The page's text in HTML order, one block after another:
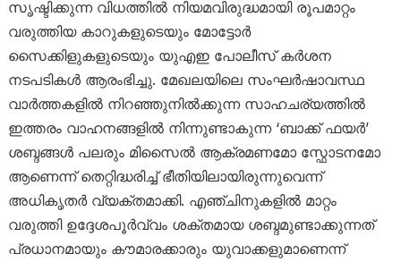
സൃഷ്ടിക്കുന്ന വിധത്തിൽ നിയമവിരുദ്ധമായി രൂപമാറ്റം
വരുത്തിയ കാറുകളുടെയും മോട്ടോർ
സൈക്കിളുകളുടെയും യുഎഇ പോലീസ് കർശന
നടപടികൾ ആരംഭിച്ചു. മേഖലയിലെ സംഘർഷാവസ്ഥ
വാർത്തകളിൽ നിറഞ്ഞുനിൽക്കുന്ന സാഹചര്യത്തിൽ
ഇത്തരം വാഹനങ്ങളിൽ നിന്നുണ്ടാകുന്ന ‘ബാക്ക് ഫയർ’
ശബ്ദങ്ങൾ പലരും മിസൈൽ ആക്രമണമോ സ്ഫോടനമോ
ആണെന്ന് തെറ്റിദ്ധരിച്ച് ഭീതിയിലായിരുന്നുവെന്ന്
അധികൃതർ വ്യക്തമാക്കി. എഞ്ചിനുകളിൽ മാറ്റം
വരുത്തി ഉദ്ദേശപൂർവ്വം ശക്തമായ ശബ്ദമുണ്ടാക്കുന്നത്
പ്രധാനമായും കൗമാരക്കാരും യുവാക്കളുമാണെന്ന്